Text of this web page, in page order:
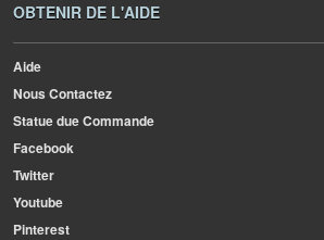
OBTENIR DE L'AIDE
Aide
Nous Contactez
Statue due Commande
Facebook
Twitter
Youtube
Pinterest